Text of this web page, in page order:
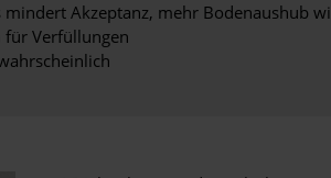
Akzeptanz, mehr Bodenaushub
für Verfüllungen